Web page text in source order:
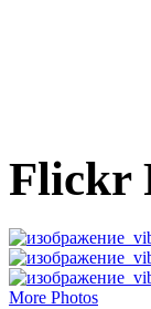
Flickr
More Photos